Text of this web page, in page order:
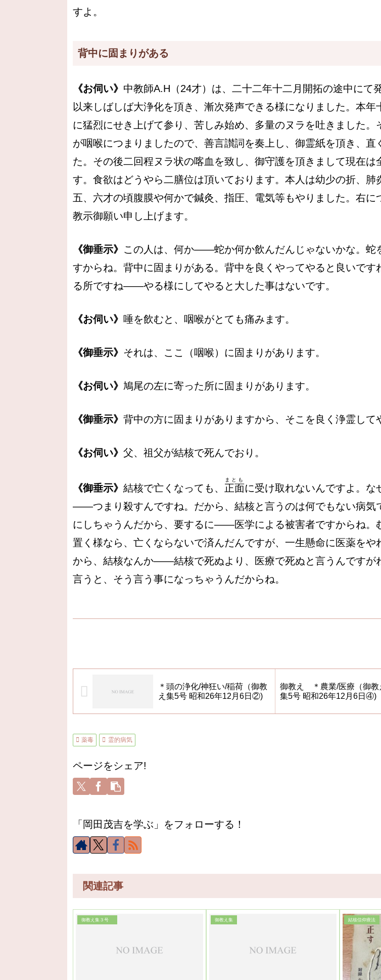
すよ。
背中に固まりがある
《お伺い》 中教師A.H（24才）は、二十二年十二月開拓の途中にて
以来しばしば大浄化を頂き、漸次発声できる様になりました。本年
に猛烈にせき上げて参り、苦しみ始め、多量のヌラを吐きました。
が咽喉につまりましたので、善言讃詞を奏上し、御霊紙を頂き、直
た。その後二回程ヌラ状の喀血を致し、御守護を頂きまして現在は
す。食欲はどうやら二膳位は頂いております。本人は幼少の折、肺
五、六才の頃腹膜や何かで鍼灸、指圧、電気等もやりました。右に
教示御願い申し上げます。
《御垂示》 この人は、何か――蛇か何か飲んだんじゃないかな。蛇
すからね。背中に固まりがある。背中を良くやってやると良いです
る所ですね――やる様にしてやると大した事はないです。
《お伺い》 唾を飲むと、咽喉がとても痛みます。
《御垂示》 それは、ここ（咽喉）に固まりがあります。
《お伺い》 鳩尾の左に寄った所に固まりがあります。
《御垂示》 背中の方に固まりがありますから、そこを良く浄霊して
《お伺い》 父、祖父が結核で死んでおり。
《御垂示》 結核で亡くなっても、 正面
まとも
に受け取れないんですよ。な
――つまり殺すんですね。だから、結核と言うのは何でもない病気
にしちゃうんだから、要するに――医学による被害者ですからね。
置く様なら、亡くならないで済んだんですが、一生懸命に医薬をや
から、結核なんか――結核で死ぬより、医療で死ぬと言うんですが
言うと、そう言う事になっちゃうんだからね。
＊頭の浄化/神狂い/稲荷（御教
え集5号 昭和26年12月6日②)
御教え ＊農業/医療（御教
集5号 昭和26年12月6日④)
薬毒 霊的病気
ページをシェア!
「岡田茂吉を学ぶ」をフォローする！
関連記事
御教え集３号 御教え集 結核信仰療法